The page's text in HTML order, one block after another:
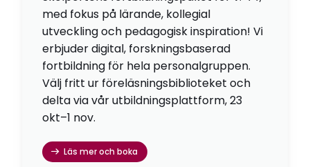
med fokus på lärande, kollegial
utveckling och pedagogisk inspiration! Vi
erbjuder digital, forskningsbaserad
fortbildning för hela personalgruppen.
Välj fritt ur föreläsningsbiblioteket och
delta via vår utbildningsplattform, 23
okt–1 nov.
Läs mer och boka